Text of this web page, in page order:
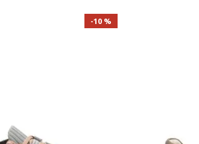
al caminar durante todo el día.
10 %